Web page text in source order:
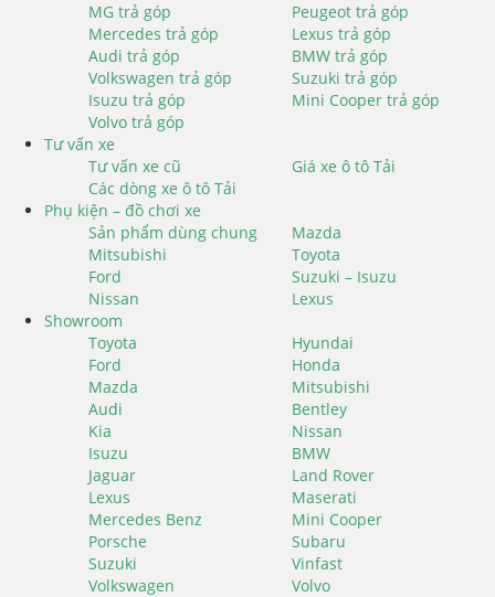
MG trả góp
Peugeot trả góp
Mercedes trả góp
Lexus trả góp
Audi trả góp
BMW trả góp
Volkswagen trả góp
Suzuki trả góp
Isuzu trả góp
Mini Cooper trả góp
Volvo trả góp
Tư vấn xe
Tư vấn xe cũ
Giá xe ô tô Tải
Các dòng xe ô tô Tải
Phụ kiện – đồ chơi xe
Sản phẩm dùng chung
Mazda
Mitsubishi
Toyota
Ford
Suzuki – Isuzu
Nissan
Lexus
Showroom
Toyota
Hyundai
Ford
Honda
Mazda
Mitsubishi
Audi
Bentley
Kia
Nissan
Isuzu
BMW
Jaguar
Land Rover
Lexus
Maserati
Mercedes Benz
Mini Cooper
Porsche
Subaru
Suzuki
Vinfast
Volkswagen
Volvo